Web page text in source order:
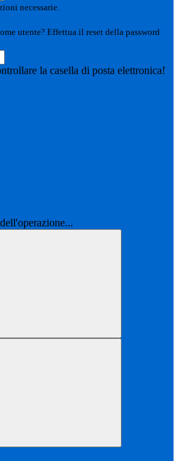
necessarie.
utente? Effettua il reset della password
la casella di posta elettronica!